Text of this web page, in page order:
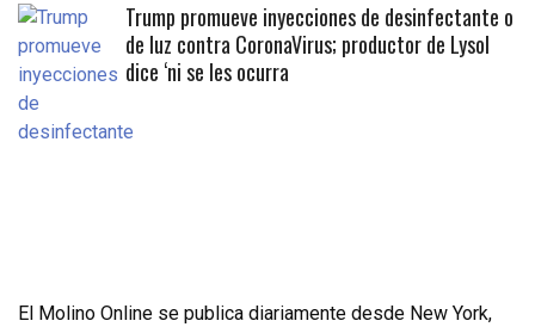
Trump promueve inyecciones de desinfectante o
de luz contra CoronaVirus; productor de Lysol
dice ‘ni se les ocurra
El Molino Online se publica diariamente desde New York,